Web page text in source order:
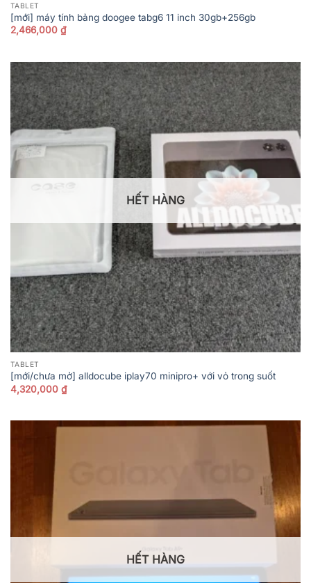
TABLET
[mới] máy tính bảng doogee tabg6 11 inch 30gb+256gb
2,466,000 ₫
HẾT HÀNG
TABLET
[mới/chưa mở] alldocube iplay70 minipro+ với vỏ trong suốt
4,320,000 ₫
HẾT HÀNG